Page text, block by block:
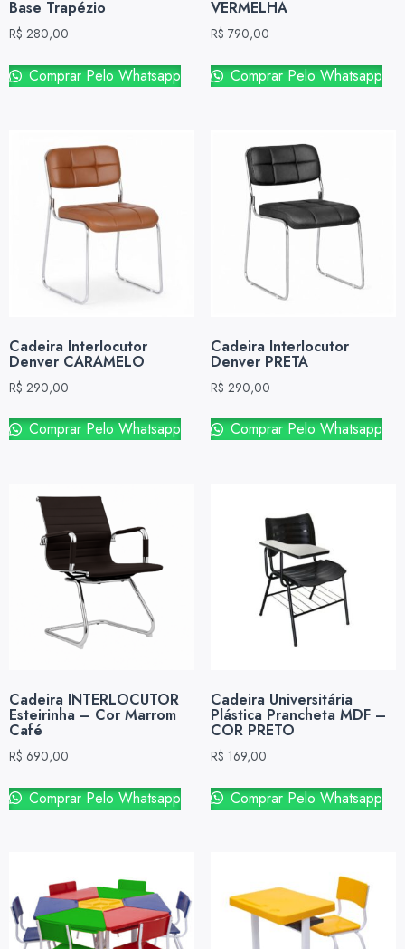
Base Trapézio
R$ 280,00
Comprar Pelo Whatsapp
VERMELHA
R$ 790,00
Comprar Pelo Whatsapp
Cadeira Interlocutor
Denver CARAMELO
R$ 290,00
Comprar Pelo Whatsapp
Cadeira Interlocutor
Denver PRETA
R$ 290,00
Comprar Pelo Whatsapp
Cadeira INTERLOCUTOR
Esteirinha – Cor Marrom
Café
R$ 690,00
Comprar Pelo Whatsapp
Cadeira Universitária
Plástica Prancheta MDF –
COR PRETO
R$ 169,00
Comprar Pelo Whatsapp